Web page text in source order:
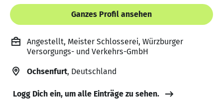
Ganzes Profil ansehen
Angestellt, Meister Schlosserei, Würzburger
Versorgungs- und Verkehrs-GmbH
Ochsenfurt, Deutschland
Logg Dich ein, um alle Einträge zu sehen.